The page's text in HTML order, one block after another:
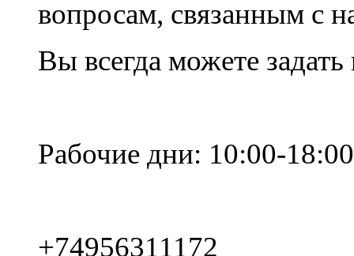
вопросам, связанным с
Вы всегда можете
Рабочие дни: 10:00-18:00
+74956311172